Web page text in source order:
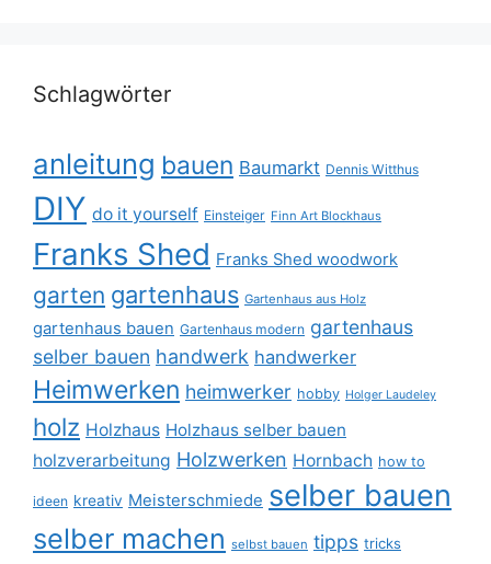
Schlagwörter
anleitung bauen Baumarkt Dennis Witthus
DIY do it yourself Einsteiger Finn Art Blockhaus
Franks Shed Franks Shed woodwork
garten gartenhaus Gartenhaus aus Holz
gartenhaus bauen Gartenhaus modern gartenhaus
selber bauen handwerk handwerker
Heimwerken heimwerker hobby Holger Laudeley
holz Holzhaus Holzhaus selber bauen
holzverarbeitung Holzwerken Hornbach how to
ideen kreativ Meisterschmiede selber bauen
selber machen selbst bauen tipps tricks